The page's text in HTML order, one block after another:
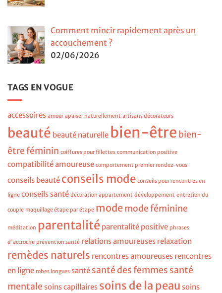
Comment mincir rapidement après un
accouchement ?
02/06/2026
TAGS EN VOGUE
accessoires amour apaiser naturellement artisans décorateurs
beauté beauté naturelle bien-être bien-
être féminin coiffures pour fillettes communication positive
compatibilité amoureuse comportement premier rendez-vous
conseils beauté conseils mode conseils pour rencontres en
ligne conseils santé décoration appartement développement entretien du
couple maquillage étape par étape modemode féminine
méditation parentalité parentalité positive phrases
d'accroche prévention santé relations amoureuses relaxation
remèdes naturels rencontres amoureuses rencontres
en ligne robes longues santé santé des femmes santé
mentale soins capillaires soins de la peau soins